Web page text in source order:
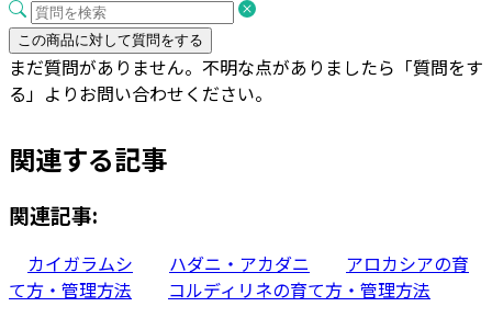
この商品に対して質問をする
まだ質問がありません。不明な点がありましたら「質問をす
る」よりお問い合わせください。
関連する記事
関連記事:
カイガラムシ ハダニ・アカダニ
アロカシアの育
て方・管理方法
コルディリネの育て方・管理方法